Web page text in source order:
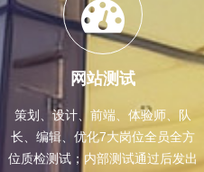
网站测试
策划、设计、前端、体验师、队
长、编辑、优化7大岗位全员全方
位质检测试；内部测试通过后发出